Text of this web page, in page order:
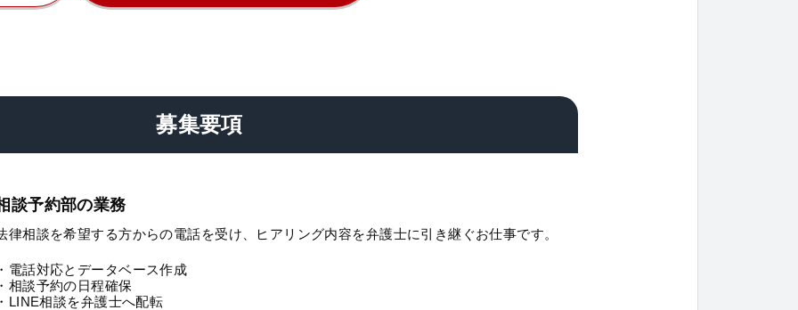
募集要項
談予約部の業務
律相談を希望する方からの電話を受け、ヒアリング内容を弁護士に引き継ぐお仕事です。
電話対応とデータベース作成
相談予約の日程確保
LINE相談を弁護士へ配転